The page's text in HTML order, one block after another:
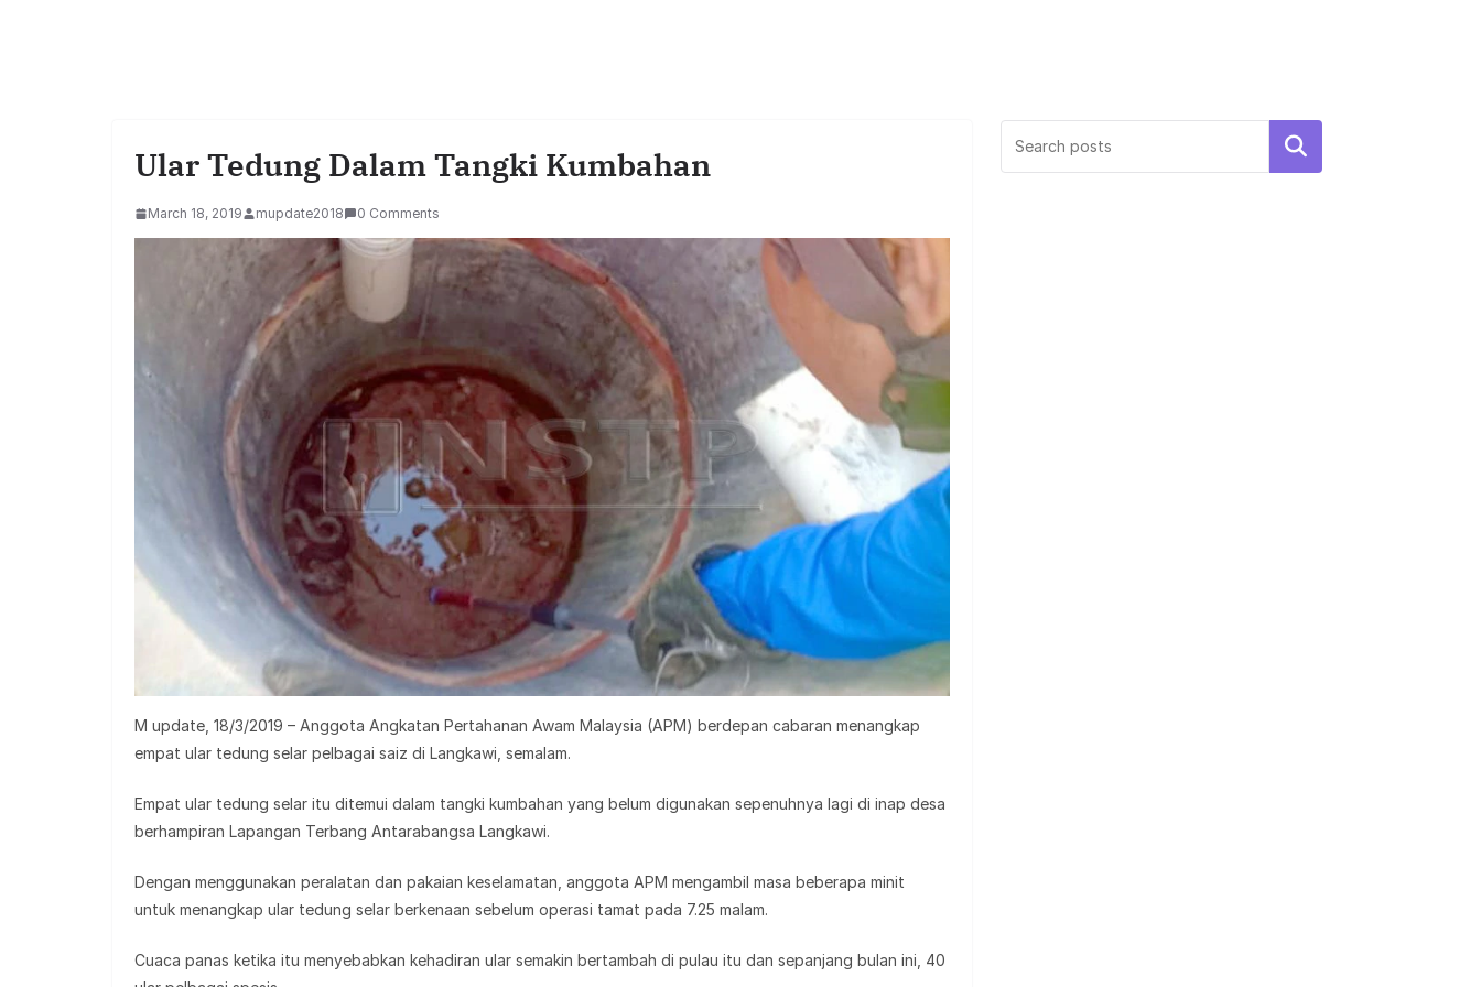
Ular Tedung Dalam Tangki Kumbahan
March 18, 2019 mupdate2018 0 Comments
M update, 18/3/2019 – Anggota Angkatan Pertahanan Awam Malaysia (APM) berdepan cabaran menangkap
empat ular tedung selar pelbagai saiz di Langkawi, semalam.
Empat ular tedung selar itu ditemui dalam tangki kumbahan yang belum digunakan sepenuhnya lagi di inap desa
berhampiran Lapangan Terbang Antarabangsa Langkawi.
Dengan menggunakan peralatan dan pakaian keselamatan, anggota APM mengambil masa beberapa minit
untuk menangkap ular tedung selar berkenaan sebelum operasi tamat pada 7.25 malam.
Cuaca panas ketika itu menyebabkan kehadiran ular semakin bertambah di pulau itu dan sepanjang bulan ini, 40
Search